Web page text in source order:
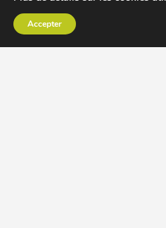
Accepter